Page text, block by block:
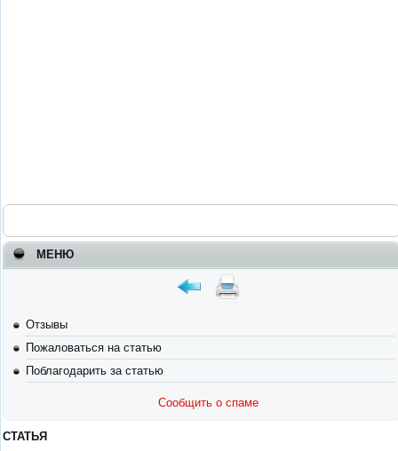
МЕНЮ
Отзывы
Пожаловаться на статью
Поблагодарить за статью
Сообщить о спаме
СТАТЬЯ